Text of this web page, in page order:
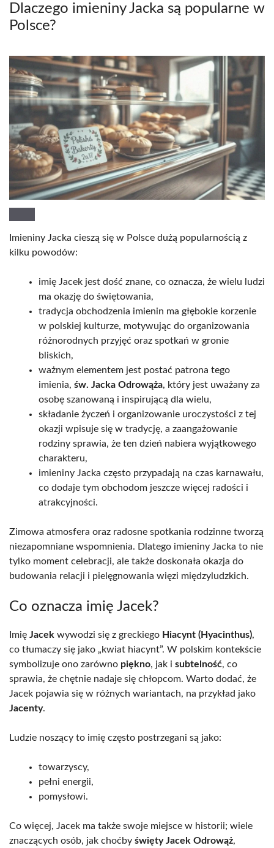
Dlaczego imieniny Jacka są popularne w
Polsce?
Imieniny Jacka cieszą się w Polsce dużą popularnością z
kilku powodów:
imię Jacek jest dość znane, co oznacza, że wielu ludzi
ma okazję do świętowania,
tradycja obchodzenia imienin ma głębokie korzenie
w polskiej kulturze, motywując do organizowania
różnorodnych przyjęć oraz spotkań w gronie
bliskich,
ważnym elementem jest postać patrona tego
imienia, św. Jacka Odrowąża, który jest uważany za
osobę szanowaną i inspirującą dla wielu,
składanie życzeń i organizowanie uroczystości z tej
okazji wpisuje się w tradycję, a zaangażowanie
rodziny sprawia, że ten dzień nabiera wyjątkowego
charakteru,
imieniny Jacka często przypadają na czas karnawału,
co dodaje tym obchodom jeszcze więcej radości i
atrakcyjności.
Zimowa atmosfera oraz radosne spotkania rodzinne tworzą
niezapomniane wspomnienia. Dlatego imieniny Jacka to nie
tylko moment celebracji, ale także doskonała okazja do
budowania relacji i pielęgnowania więzi międzyludzkich.
Co oznacza imię Jacek?
Imię Jacek wywodzi się z greckiego Hiacynt (Hyacinthus),
co tłumaczy się jako „kwiat hiacynt”. W polskim kontekście
symbolizuje ono zarówno piękno, jak i subtelność, co
sprawia, że chętnie nadaje się chłopcom. Warto dodać, że
Jacek pojawia się w różnych wariantach, na przykład jako
Jacenty.
Ludzie noszący to imię często postrzegani są jako:
towarzyscy,
pełni energii,
pomysłowi.
Co więcej, Jacek ma także swoje miejsce w historii; wiele
znaczących osób, jak choćby święty Jacek Odrowąż,